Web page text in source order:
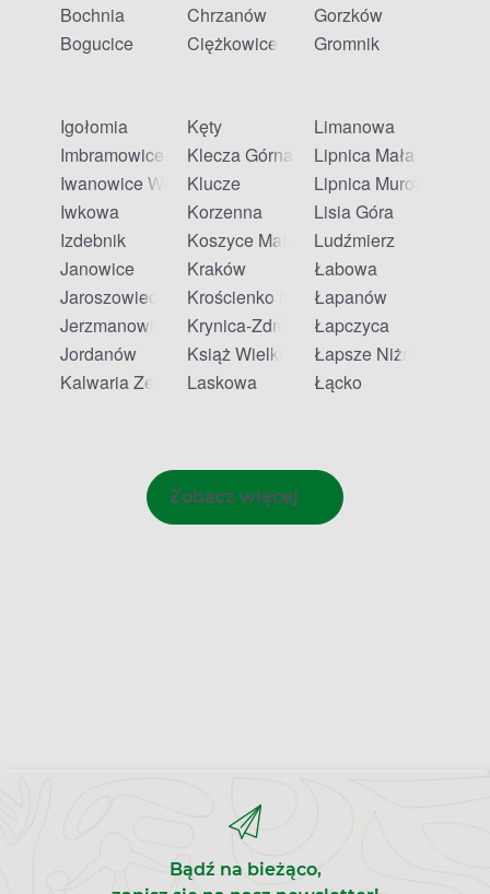
Bochnia
Bogucice
Chrzanów
Ciężkowice
Gorzków
Gromnik
Igołomia
Imbramowice
Iwanowice Włościańskie
Iwkowa
Izdebnik
Janowice
Jaroszowiec
Jerzmanowice
Jordanów
Kalwaria Zebrzydowska
Kęty
Klecza Górna
Klucze
Korzenna
Koszyce Małe
Kraków
Krościenko nad Dunajcem
Krynica-Zdrój
Książ Wielki
Laskowa
Limanowa
Lipnica Mała
Lipnica Murowana
Lisia Góra
Ludźmierz
Łabowa
Łapanów
Łapczyca
Łapsze Niżne
Łącko
Zobacz więcej
Bądź na bieżąco,